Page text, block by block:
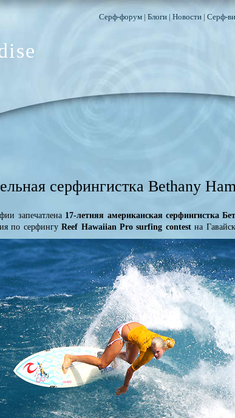
Серф-форум| Блоги| Новости| Серф-
серфингистка Bethany
запечатлена 17-летняя американская серфингистка
по серфингуReef Hawaiian Pro surfing contestна